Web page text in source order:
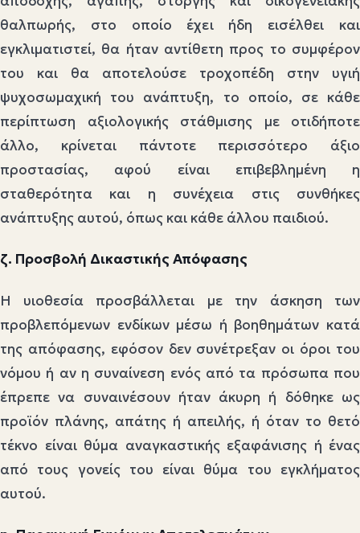
θαλπωρής, στο οποίο έχει ήδη εισέλθει και
εγκλιματιστεί, θα ήταν αντίθετη προς το συμφέρον
του και θα αποτελούσε τροχοπέδη στην υγιή
ψυχοσωμαχική του ανάπτυξη, το οποίο, σε κάθε
περίπτωση αξιολογικής στάθμισης με οτιδήποτε
άλλο, κρίνεται πάντοτε περισσότερο άξιο
προστασίας, αφού είναι επιβεβλημένη η
σταθερότητα και η συνέχεια στις συνθήκες
ανάπτυξης αυτού, όπως και κάθε άλλου παιδιού.
ζ. Προσβολή Δικαστικής Απόφασης
Η υιοθεσία προσβάλλεται με την άσκηση των
προβλεπόμενων ενδίκων μέσω ή βοηθημάτων κατά
της απόφασης, εφόσον δεν συνέτρεξαν οι όροι του
νόμου ή αν η συναίνεση ενός από τα πρόσωπα που
έπρεπε να συναινέσουν ήταν άκυρη ή δόθηκε ως
προϊόν πλάνης, απάτης ή απειλής, ή όταν το θετό
τέκνο είναι θύμα αναγκαστικής εξαφάνισης ή ένας
από τους γονείς του είναι θύμα του εγκλήματος
αυτού.